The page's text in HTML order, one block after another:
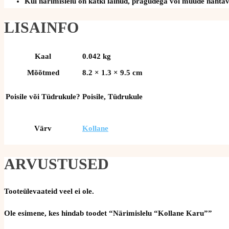
LISAINFO
Kaal
0.042 kg
Mõõtmed
8.2 × 1.3 × 9.5 cm
Poisile või Tüdrukule? Poisile, Tüdrukule
Värv Kollane
ARVUSTUSED
Tooteülevaateid veel ei ole.
Ole esimene, kes hindab toodet “Närimislelu “Kollane Karu””